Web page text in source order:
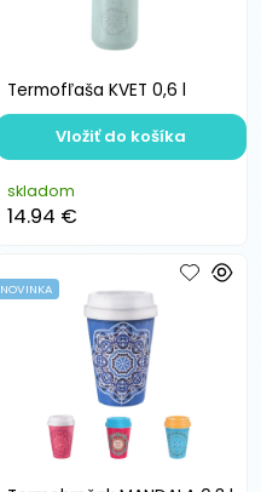
Termofľaša KVET 0,6 l
skladom
14.94 €
Vložiť do košíka
NOVINKA